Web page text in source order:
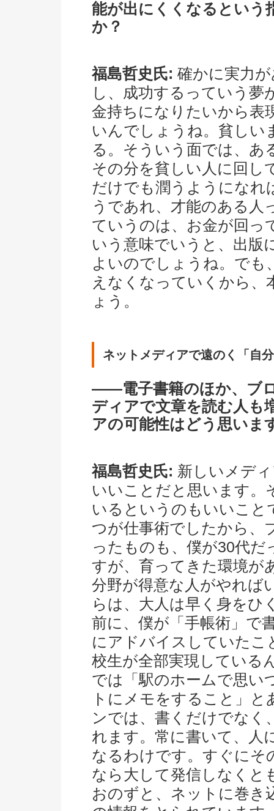
能が出にくくなるという
か？
福島哲史氏: 確かに実力
し、成功するっていう夢
金持ちになりたいから表
いんでしょうね。貧しい
る。そういう面では、あ
その分を貧しい人に回し
だけでも潤うようになれ
うであれ、才能のある人
ていうのは、お金が回っ
いう意味でいうと、出版
よいのでしょうね。でも
えなくなっていくから
ょう。
ネットメディアで遠のく「自
――電子書籍のほか、ブ
ディアで文章を読む人も
アの可能性はどう思いま
福島哲史氏: 新しいメデ
いいことだと思います。
いるというのもいいこと
つが仕事術でしたから、
ったものも、僕が30代
すが、育ってきた環境が
分野が得意な人がやれば
らは、大人は早く身をひ
前に、僕が「手帳術」で
にアドバイスしていたこ
校生が全部実現している
では「駅のホームで思い
トにメモをすること」
ンでは、書くだけでなく
れます。常に書いて、人
なるわけです。すぐにそ
なら大して発信しなくと
おのずと、ネットに巻き